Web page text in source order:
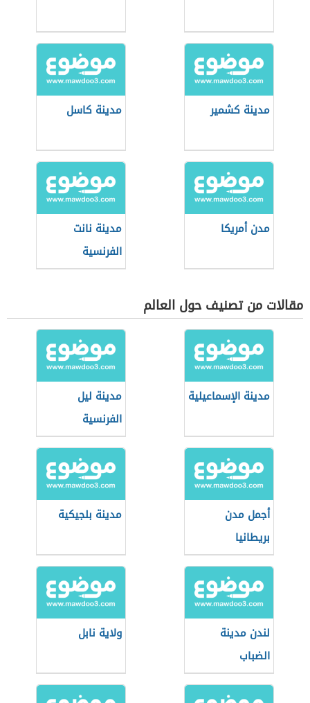
مدينة كشمير مدينة كاسل
مدن أمريكا
مدينة نانت
الفرنسية
مقالات من تصنيف حول العالم
مدينة الإسماعيلية
مدينة ليل
الفرنسية
أجمل مدن
بريطانيا
مدينة بلجيكية
لندن مدينة
الضباب
ولاية نابل